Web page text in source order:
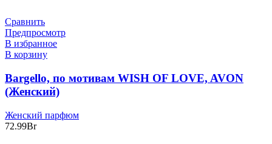
Сравнить
Предпросмотр
В избранное
В корзину
Bargello, по мотивам WISH OF LOVE, AVON
(Женский)
Женский парфюм
72.99Br